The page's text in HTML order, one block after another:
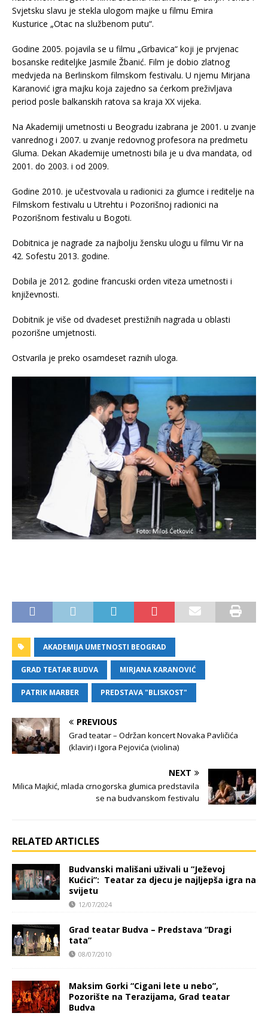
Svjetsku slavu je stekla ulogom majke u filmu Emira
Kusturice „Otac na službenom putu“.
Godine 2005. pojavila se u filmu „Grbavica“ koji je prvjenac
bosanske rediteljke Jasmile Žbanić. Film je dobio zlatnog
medvjeda na Berlinskom filmskom festivalu. U njemu Mirjana
Karanović igra majku koja zajedno sa ćerkom preživljava
period posle balkanskih ratova sa kraja XX vijeka.
Na Akademiji umetnosti u Beogradu izabrana je 2001. u zvanje
vanrednog i 2007. u zvanje redovnog profesora na predmetu
Gluma. Dekan Akademije umetnosti bila je u dva mandata, od
2001. do 2003. i od 2009.
Godine 2010. je učestvovala u radionici za glumce i reditelje na
Filmskom festivalu u Utrehtu i Pozorišnoj radionici na
Pozorišnom festivalu u Bogoti.
Dobitnica je nagrade za najbolju žensku ulogu u filmu Vir na
42. Sofestu 2013. godine.
Dobila je 2012. godine francuski orden viteza umetnosti i
književnosti.
Dobitnik je više od dvadeset prestižnih nagrada u oblasti
pozorišne umjetnosti.
Ostvarila je preko osamdeset raznih uloga.
AKADEMIJA UMETNOSTI BEOGRAD
GRAD TEATAR BUDVA MIRJANA KARANOVIĆ
PATRIK MARBER PREDSTAVA "BLISKOST"
PREVIOUS
Grad teatar – Održan koncert Novaka Pavličića
(klavir) i Igora Pejovića (violina)
NEXT
Milica Majkić, mlada crnogorska glumica predstavila
se na budvanskom festivalu
RELATED ARTICLES
Budvanski mališani uživali u “Ježevoj
Kućici”: Teatar za djecu je najljepša igra na
svijetu
12/07/2024
Grad teatar Budva – Predstava “Dragi
tata”
08/07/2010
Maksim Gorki “Cigani lete u nebo”,
Pozorište na Terazijama, Grad teatar
Budva